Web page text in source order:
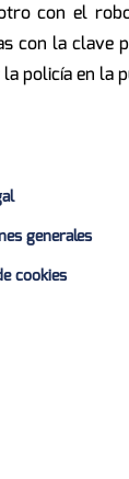
con el
la clave
policía en la
generales
cookies